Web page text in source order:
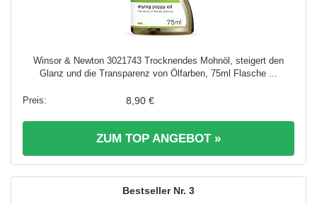
Winsor & Newton 3021743 Trocknendes Mohnöl, steigert den
Glanz und die Transparenz von Ölfarben, 75ml Flasche ...
8,90 €
ZUM TOP ANGEBOT »
3